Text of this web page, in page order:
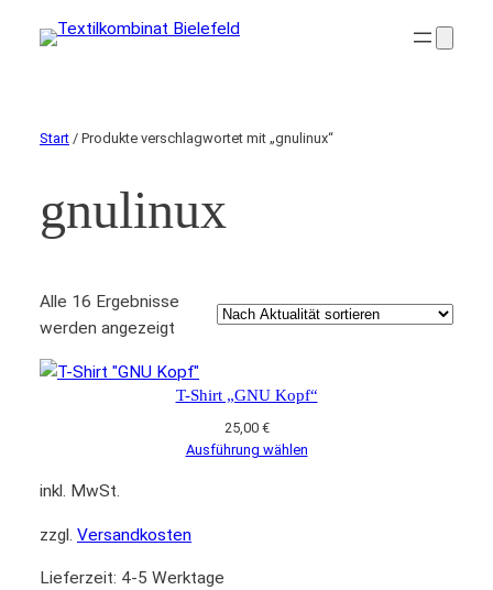
Start / Produkte verschlagwortet mit „gnulinux“
gnulinux
Alle 16 Ergebnisse
werden angezeigt
sortiert
T-Shirt „GNU Kopf“
25,00 €
Ausführung wählen
inkl. MwSt.
zzgl. Versandkosten
Lieferzeit: 4-5 Werktage